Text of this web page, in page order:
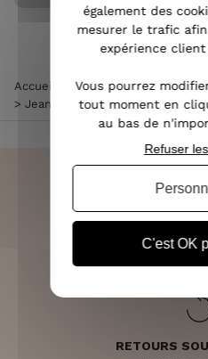
Accueil Vêtements femme >
> Jean femme brut skinny coupe
OFFERTE
RETOURS
également des
mesurer le trafic
expérience
Vous pourrez
tout moment en
au bas de
C'est OK
Refuser